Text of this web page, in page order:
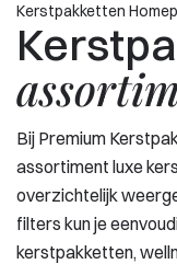
Kerstpakketten
Bij Premium
assortiment luxe
overzichtelijk
filters kun je
kerstpakketten,